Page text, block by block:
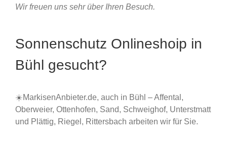
Wir freuen uns sehr über Ihren Besuch.
Sonnenschutz Onlineshoip in
Bühl gesucht?
☀️MarkisenAnbieter.de, auch in Bühl – Affental,
Oberweier, Ottenhofen, Sand, Schweighof, Unterstmatt
und Plättig, Riegel, Rittersbach arbeiten wir für Sie.